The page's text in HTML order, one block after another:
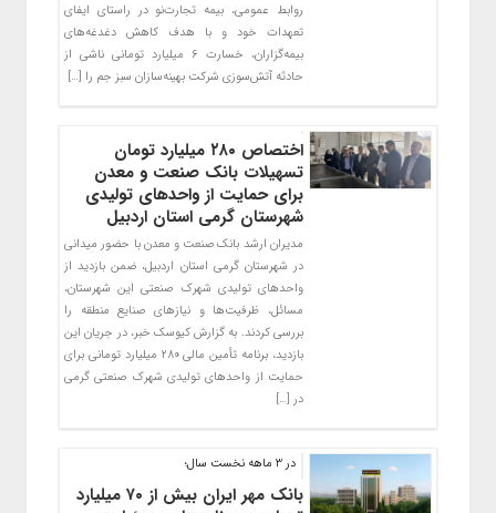
روابط عمومی، بیمه تجارت‌نو در راستای ایفای
تعهدات خود و با هدف کاهش دغدغه‌های
بیمه‌گزاران، خسارت ۶ میلیارد تومانی ناشی از
حادثه آتش‌سوزی شرکت بهینه‌سازان سبز جم را […]
اختصاص ۲۸۰ میلیارد تومان
تسهیلات بانک صنعت و معدن
برای حمایت از واحدهای تولیدی
شهرستان گرمی استان اردبیل
مدیران ارشد بانک صنعت و معدن با حضور میدانی
در شهرستان گرمی استان اردبیل، ضمن بازدید از
واحدهای تولیدی شهرک صنعتی این شهرستان،
مسائل، ظرفیت‌ها و نیازهای صنایع منطقه را
بررسی کردند. به گزارش کیوسک خبر، در جریان این
بازدید، برنامه تأمین مالی ۲۸۰ میلیارد تومانی برای
حمایت از واحدهای تولیدی شهرک صنعتی گرمی
در […]
در ۳ ماهه نخست سال؛
بانک مهر ایران بیش از ۷۰ میلیارد